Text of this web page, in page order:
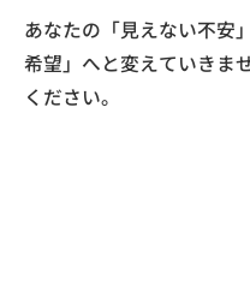
あなたの「見えない不安
希望」へと変えていきま
ください。